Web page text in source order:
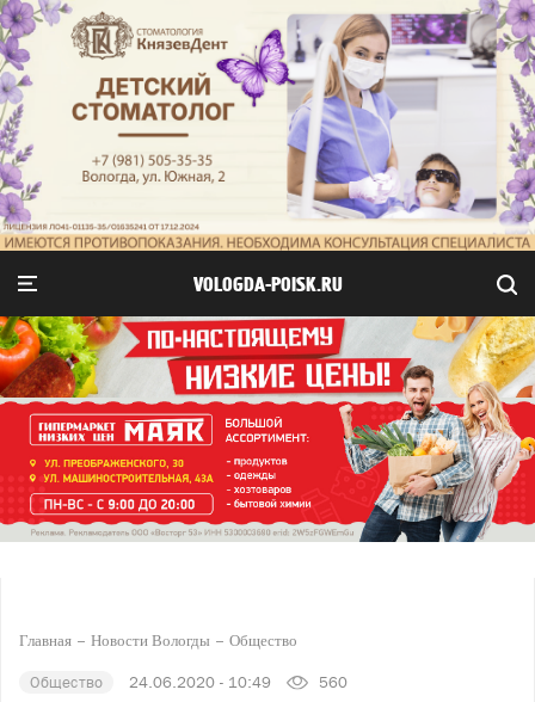
VOLOGDA-POISK.RU
Главная Новости Вологды Общество
Общество 24.06.2020 - 10:49 560